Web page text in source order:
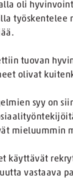
oli
työskentelee
tuovan
olivat
syy on
mieluummin
käyttävät
vastaava